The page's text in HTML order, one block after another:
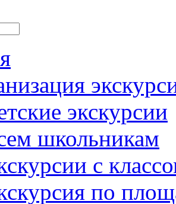
экскурсии
школьникам
c
по